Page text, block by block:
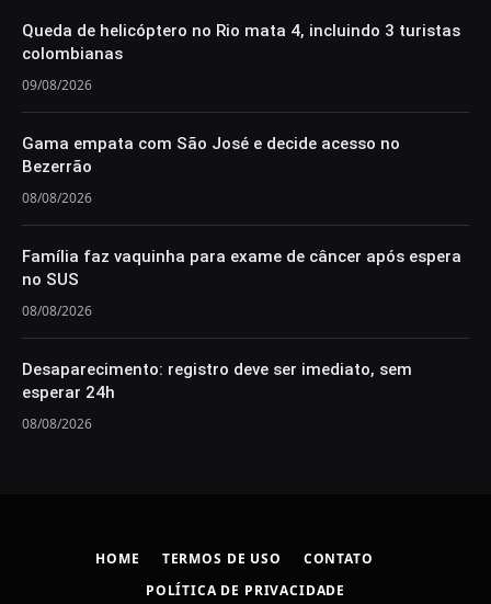
Queda de helicóptero no Rio mata 4, incluindo 3 turistas
colombianas
09/08/2026
Gama empata com São José e decide acesso no
Bezerrão
08/08/2026
Família faz vaquinha para exame de câncer após espera
no SUS
08/08/2026
Desaparecimento: registro deve ser imediato, sem
esperar 24h
08/08/2026
HOME TERMOS DE USO
CONTATO
POLÍTICA DE PRIVACIDADE